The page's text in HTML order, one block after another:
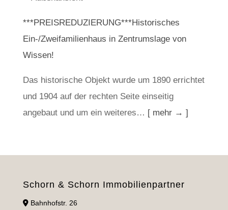
***PREISREDUZIERUNG***Historisches
Ein-/Zweifamilienhaus in Zentrumslage von
Wissen!
Das historische Objekt wurde um 1890 errichtet
und 1904 auf der rechten Seite einseitig
angebaut und um ein weiteres… [ mehr → ]
Schorn & Schorn Immobilienpartner
Bahnhofstr. 26